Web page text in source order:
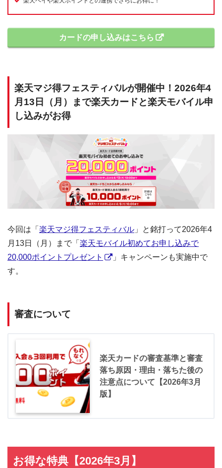
カードの申し込みはこちら
楽天マジ得フェスティバルが開催中！2026年4
月13日（月）まで楽天カードと楽天モバイル申
し込みがお得
今回は「 楽天マジ得フェスティバル 」と銘打って2026年4
月13日（月）まで「 楽天モバイル初めてお申し込みで
20,000ポイントプレゼント
」キャンペーンも実施中で
す。
審査について
楽天カードの審査基準と審査
落ち原因・理由・落ちた後の
注意点について【2026年3月
版】
お得な特典【2026年3月】